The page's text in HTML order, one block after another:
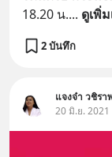
18.20 น.... ดูเพิ่
2 บันทึก
แจงจ๋า วชิรา
20 มิ.ย. 2021